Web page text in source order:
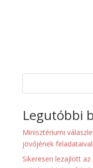
Legutóbbi
Minisztériumi
jövőjének
Sikeresen lezajlott az